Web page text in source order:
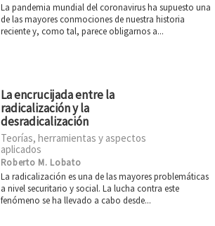
La pandemia mundial del coronavirus ha supuesto una
de las mayores conmociones de nuestra historia
reciente y, como tal, parece obligarnos a...
La encrucijada entre la
radicalización y la
desradicalización
Teorías, herramientas y aspectos
aplicados
Roberto M. Lobato
La radicalización es una de las mayores problemáticas
a nivel securitario y social. La lucha contra este
fenómeno se ha llevado a cabo desde...